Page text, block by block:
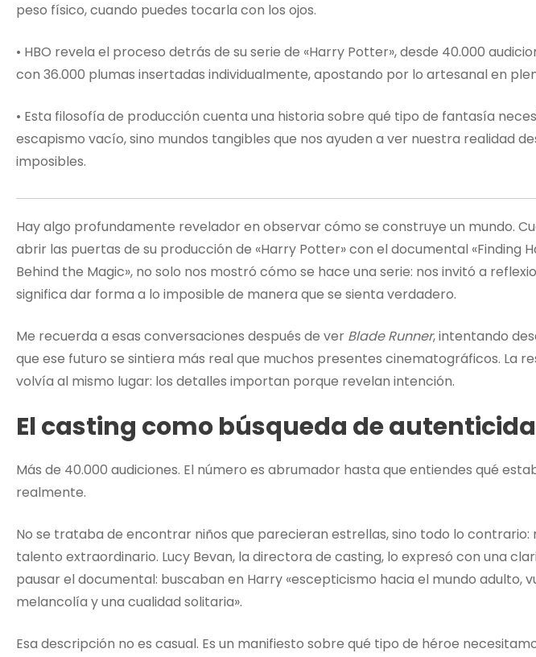
peso físico, cuando puedes tocarla con los ojos.
• HBO revela el proceso detrás de su serie de «Harry Potter», desde 40.000
con 36.000 plumas insertadas individualmente, apostando por lo artesanal en
• Esta filosofía de producción cuenta una historia sobre qué tipo de fantasía
escapismo vacío, sino mundos tangibles que nos ayuden a ver nuestra realidad
imposibles.
Hay algo profundamente revelador en observar cómo se construye un mundo.
abrir las puertas de su producción de «Harry Potter» con el documental «Finding
Behind the Magic», no solo nos mostró cómo se hace una serie: nos invitó a
significa dar forma a lo imposible de manera que se sienta verdadero.
Me recuerda a esas conversaciones después de ver Blade Runner, intentando
que ese futuro se sintiera más real que muchos presentes cinematográficos. La
volvía al mismo lugar: los detalles importan porque revelan intención.
El casting como búsqueda de
Más de 40.000 audiciones. El número es abrumador hasta que entiendes qué
realmente.
No se trataba de encontrar niños que parecieran estrellas, sino todo lo contrario:
talento extraordinario. Lucy Bevan, la directora de casting, lo expresó con una
pausar el documental: buscaban en Harry «escepticismo hacia el mundo adulto,
melancolía y una cualidad solitaria».
Esa descripción no es casual. Es un manifiesto sobre qué tipo de héroe